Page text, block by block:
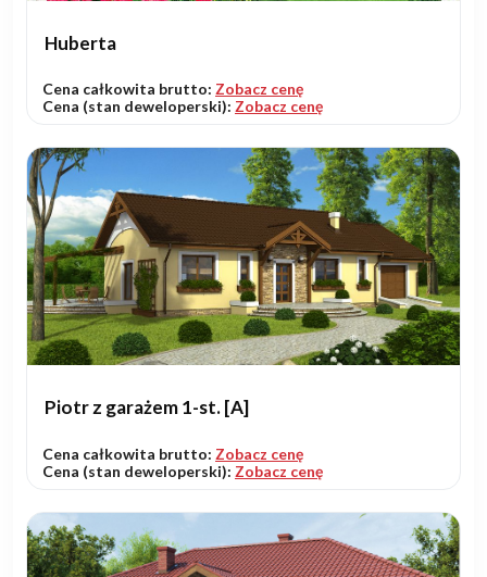
Huberta
Cena całkowita brutto: Zobacz cenę
Cena (stan deweloperski): Zobacz cenę
Piotr z garażem 1-st. [A]
Cena całkowita brutto: Zobacz cenę
Cena (stan deweloperski): Zobacz cenę